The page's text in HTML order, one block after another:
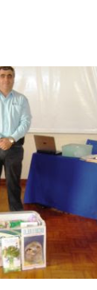
Voleibol,
e participação
acima de
plano
de uma
em 3
uma disputa